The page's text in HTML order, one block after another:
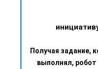
Получая задание,
выполнял,